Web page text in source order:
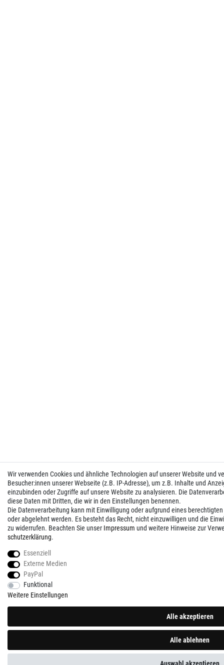
Wir verwenden Cookies und ähnliche Technologien auf unserer Website und
Besucher:innen unserer Webseite (z.B. IP-Adresse), um z.B. Inhalte und
einzubinden oder Zugriffe auf unsere Website zu analysieren. Die
diese Daten mit Dritten, die wir in den Einstellungen benennen.
Die Datenverarbeitung kann mit Einwilligung oder aufgrund eines
oder abgelehnt werden. Es besteht das Recht, nicht einzuwilligen und die
zu widerrufen. Beachten Sie unser Impressum und weitere Hinweise zur
schutz­erklärung.
Essenziell
Externe Medien
PayPal
Funktional
Weitere Einstellungen
Alle akzeptieren
Alle ablehnen
Auswahl akzeptieren